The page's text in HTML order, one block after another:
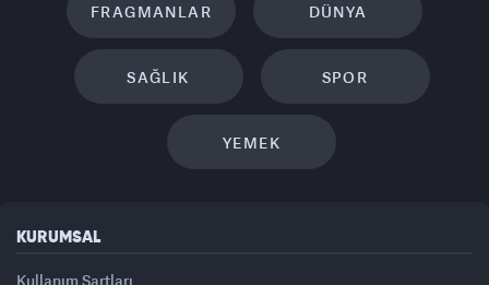
FRAGMANLAR DÜNYA
SAĞLIK SPOR
YEMEK
KURUMSAL
Kullanım Şartları